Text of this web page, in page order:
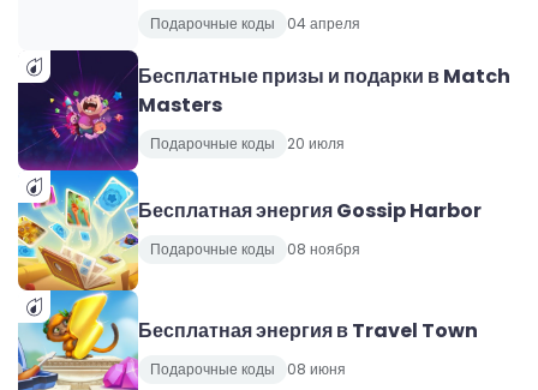
Подарочные коды 04 апреля
Бесплатные призы и подарки в Match
Masters
Подарочные коды 20 июля
Бесплатная энергия Gossip Harbor
Подарочные коды 08 ноября
Бесплатная энергия в Travel Town
Подарочные коды 08 июня